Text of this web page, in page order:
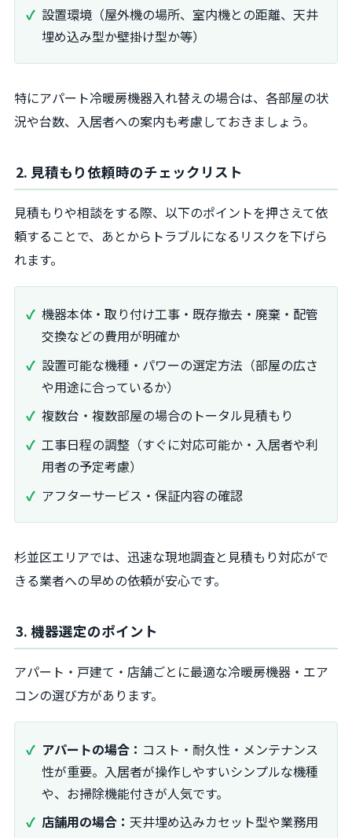
設置環境（屋外機の場所、室内機との距離、天井
埋め込み型か壁掛け型か等）
特にアパート冷暖房機器入れ替えの場合は、各部屋の状
況や台数、入居者への案内も考慮しておきましょう。
2. 見積もり依頼時のチェックリスト
見積もりや相談をする際、以下のポイントを押さえて依
頼することで、あとからトラブルになるリスクを下げら
れます。
機器本体・取り付け工事・既存撤去・廃棄・配管
交換などの費用が明確か
設置可能な機種・パワーの選定方法（部屋の広さ
や用途に合っているか）
複数台・複数部屋の場合のトータル見積もり
工事日程の調整（すぐに対応可能か・入居者や利
用者の予定考慮）
アフターサービス・保証内容の確認
杉並区エリアでは、迅速な現地調査と見積もり対応がで
きる業者への早めの依頼が安心です。
3. 機器選定のポイント
アパート・戸建て・店舗ごとに最適な冷暖房機器・エア
コンの選び方があります。
アパートの場合： コスト・耐久性・メンテナンス
性が重要。入居者が操作しやすいシンプルな機種
や、お掃除機能付きが人気です。
店舗用の場合： 天井埋め込みカセット型や業務用